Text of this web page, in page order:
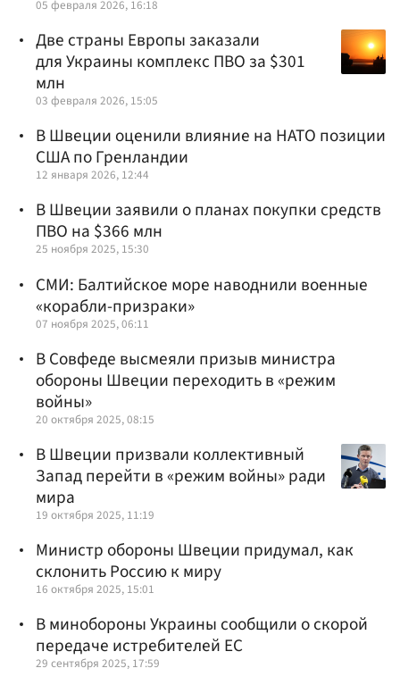
05 февраля 2026, 16:18
Две страны Европы заказали
для Украины комплекс ПВО за $301
млн
03 февраля 2026, 15:05
В Швеции оценили влияние на НАТО позиции
США по Гренландии
12 января 2026, 12:44
В Швеции заявили о планах покупки средств
ПВО на $366 млн
25 ноября 2025, 15:30
СМИ: Балтийское море наводнили военные
«корабли-призраки»
07 ноября 2025, 06:11
В Совфеде высмеяли призыв министра
обороны Швеции переходить в «режим
войны»
20 октября 2025, 08:15
В Швеции призвали коллективный
Запад перейти в «режим войны» ради
мира
19 октября 2025, 11:19
Министр обороны Швеции придумал, как
склонить Россию к миру
16 октября 2025, 15:01
В минобороны Украины сообщили о скорой
передаче истребителей ЕС
29 сентября 2025, 17:59